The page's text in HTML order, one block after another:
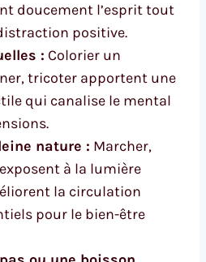
doucement l’esprit tout
positive.
: Colorier un
tricoter apportent une
qui canalise le mental
nature : Marcher,
à la lumière
la circulation
pour le bien-être